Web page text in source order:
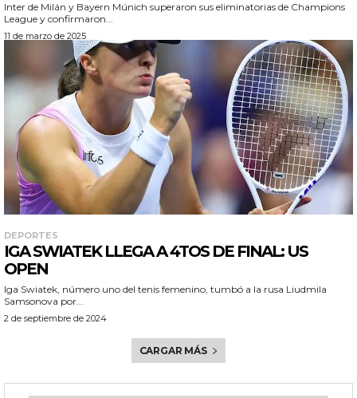
Inter de Milán y Bayern Múnich superaron sus eliminatorias de Champions
League y confirmaron...
11 de marzo de 2025
DEPORTES
IGA SWIATEK LLEGA A 4TOS DE FINAL: US
OPEN
Iga Swiatek, número uno del tenis femenino, tumbó a la rusa Liudmila
Samsonova por...
2 de septiembre de 2024
CARGAR MÁS